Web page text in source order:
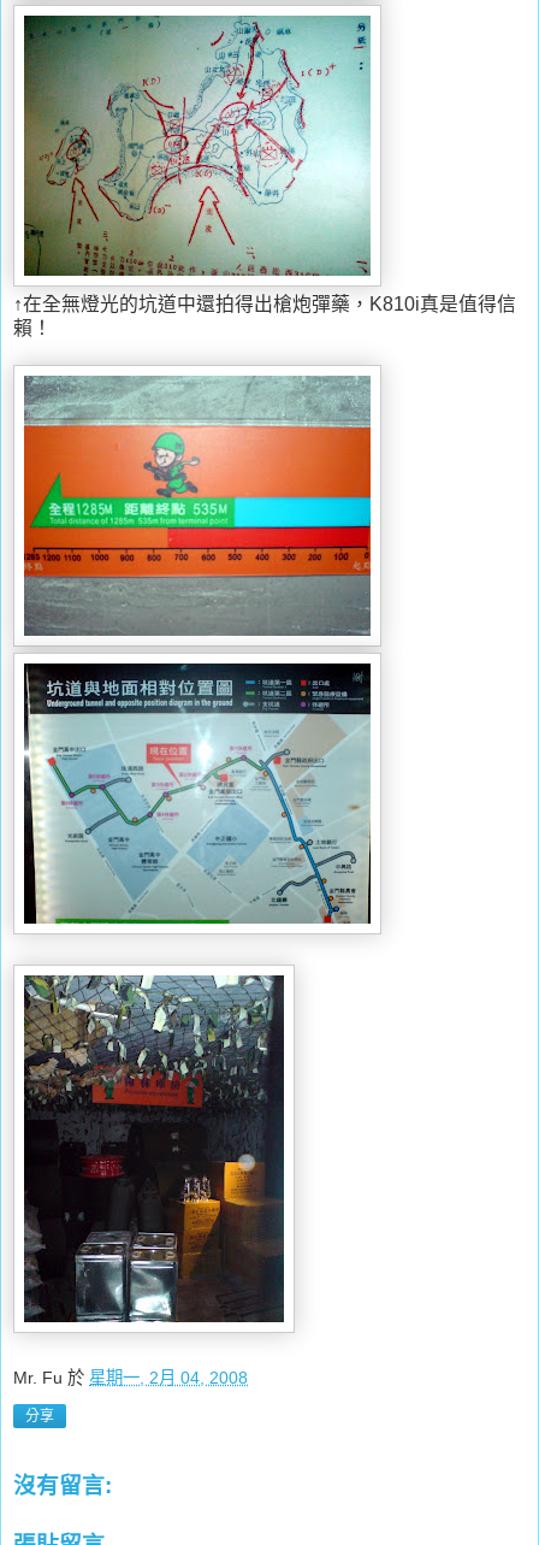
↑在全無燈光的坑道中還拍得出槍炮彈藥，K810i真是值得信
賴！
Mr. Fu 於 星期一, 2月 04, 2008
分享
沒有留言: